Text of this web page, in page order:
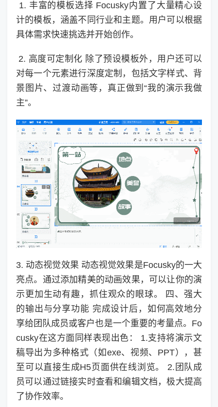
1. 丰富的模板选择 Focusky内置了大量精心设
计的模板，涵盖不同行业和主题。用户可以根据
具体需求快速挑选并开始创作。
2. 高度可定制化 除了预设模板外，用户还可以
对每一个元素进行深度定制，包括文字样式、背
景图片、过渡动画等，真正做到“我的演示我做
主”。
3. 动态视觉效果 动态视觉效果是Focusky的一大
亮点。通过添加精美的动画效果，可以让你的演
示更加生动有趣，抓住观众的眼球。 四、强大
的输出与分享功能 完成设计后，如何高效地分
享给团队成员或客户也是一个重要的考量点。Fo
cusky在这方面同样表现出色： 1.支持将演示文
稿导出为多种格式（如exe、视频、PPT），甚
至可以直接生成H5页面供在线浏览。 2.团队成
员可以通过链接实时查看和编辑文档，极大提高
了协作效率。